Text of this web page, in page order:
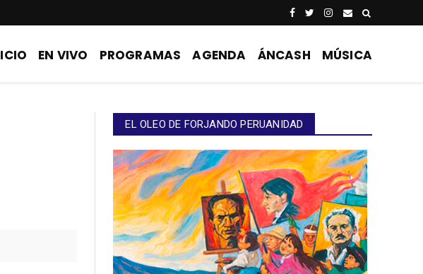
EN VIVO PROGRAMAS AGENDA ÁNCASH MÚSICA
EL OLEO DE FORJANDO PERUANIDAD